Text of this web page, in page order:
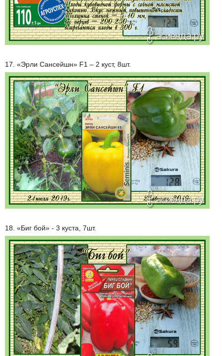
17. «Эрли Сансейшн» F1 – 2 куст, 8шт.
18. «Биг бой» - 3 куста, 7шт.